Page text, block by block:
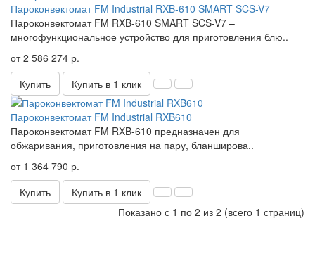
Пароконвектомат FM Industrial RXB-610 SMART SCS-V7
Пароконвектомат FM RXB-610 SMART SCS-V7 –
многофункциональное устройство для приготовления блю..
от 2 586 274 р.
Купить
Купить в 1 клик
Пароконвектомат FM Industrial RXB610
Пароконвектомат FM RXB-610 предназначен для
обжаривания, приготовления на пару, бланширова..
от 1 364 790 р.
Купить
Купить в 1 клик
Показано с 1 по 2 из 2 (всего 1 страниц)